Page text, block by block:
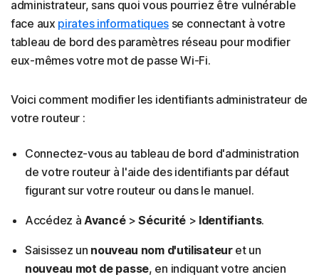
administrateur, sans quoi vous pourriez être vulnérable
face aux pirates informatiques se connectant à votre
tableau de bord des paramètres réseau pour modifier
eux-mêmes votre mot de passe Wi-Fi.
Voici comment modifier les identifiants administrateur de
votre routeur :
Connectez-vous au tableau de bord d'administration
de votre routeur à l'aide des identifiants par défaut
figurant sur votre routeur ou dans le manuel.
Accédez à Avancé > Sécurité > Identifiants.
Saisissez un nouveau nom d'utilisateuret un
nouveau mot de passe, en indiquant votre ancien